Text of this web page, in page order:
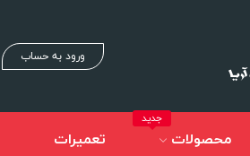
ورود به حساب
محصولات
جدید
تعمیرات